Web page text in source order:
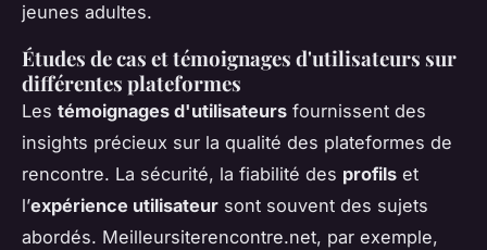
jeunes adultes.
Études de cas et témoignages d'utilisateurs sur
différentes plateformes
Les témoignages d'utilisateurs fournissent des
insights précieux sur la qualité des plateformes de
rencontre. La sécurité, la fiabilité des profils et
l’expérience utilisateur sont souvent des sujets
abordés. Meilleursiterencontre.net, par exemple,